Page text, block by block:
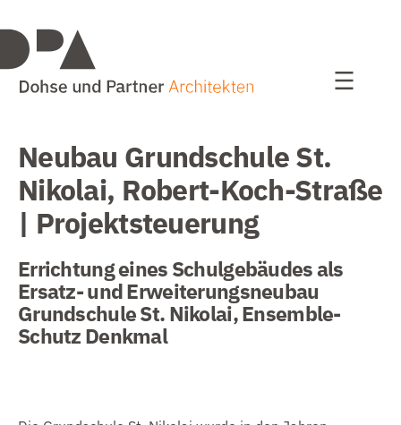
Neubau Grundschule St.
Nikolai, Robert-Koch-Straße
| Projektsteuerung
Errichtung eines Schulgebäudes als
Ersatz- und Erweiterungsneubau
Grundschule St. Nikolai, Ensemble-
Schutz Denkmal
alle Projekte
Bildung / Sport
Bauen im Bestand
Studien / Wettbewerbe